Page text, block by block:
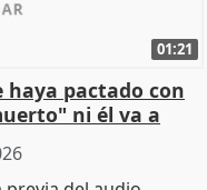
01:21
haya pactado con
ni él va a